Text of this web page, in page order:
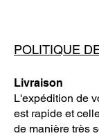
POLITIQUE
Livraison
L'expédition de
est rapide et
de manière très